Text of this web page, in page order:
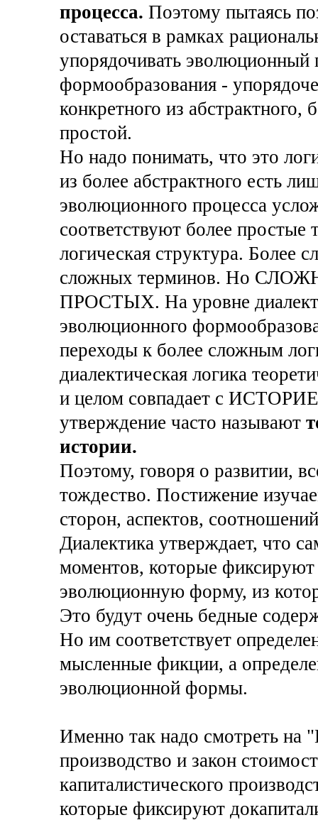
процесса. Поэтому пытаясь
оставаться в рамках
упорядочивать
формообразования -
конкретного из
простой.
Но надо понимать, что это
из более абстрактного есть
эволюционного процесса
соответствуют более простые
логическая структура. Более
сложных терминов. Но
ПРОСТЫХ. На уровне
эволюционного
переходы к более сложным
диалектическая логика
и целом совпадает с
утверждение часто называют
истории.
Поэтому, говоря о развитии,
тождество. Постижение
сторон, аспектов,
Диалектика утверждает, что
моментов, которые
эволюционную форму, из
Это будут очень бедные
Но им соответствует
мысленные фикции, а
эволюционной формы.
Именно так надо смотреть на
производство и закон
капиталистического
которые фиксируют